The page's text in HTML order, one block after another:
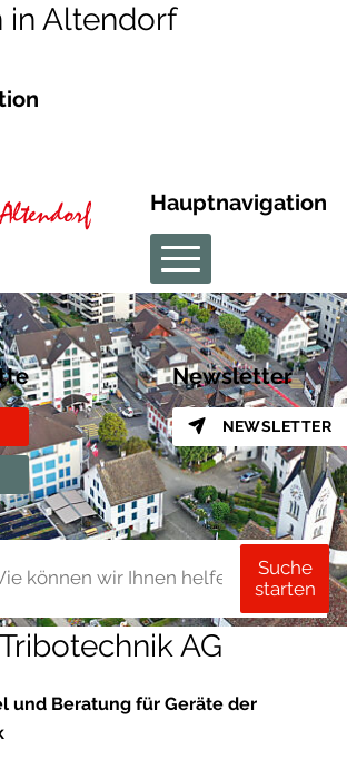
in Altendorf
Hauptnavigation
Newsletter
NEWSLETTER
Suche
starten
AG
und Beratung für Geräte der